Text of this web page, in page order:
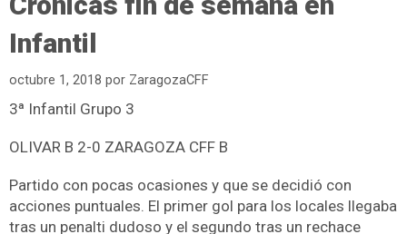
Infantil
octubre 1, 2018 por ZaragozaCFF
3ª Infantil Grupo 3
OLIVAR B 2-0 ZARAGOZA CFF B
Partido con pocas ocasiones y que se decidió con
acciones puntuales. El primer gol para los locales llegaba
tras un penalti dudoso y el segundo tras un rechace